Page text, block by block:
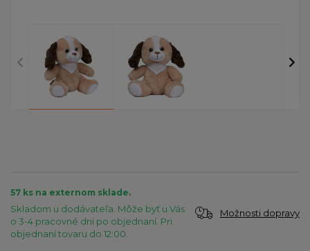
57 ks na externom sklade.
Skladom u dodávateľa. Môže byť u Vás
o 3-4 pracovné dni po objednaní. Pri
objednaní tovaru do 12:00.
Možnosti dopravy